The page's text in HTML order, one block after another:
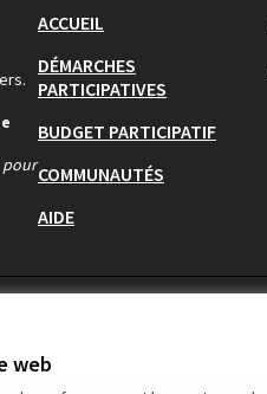
web
pour
ACCUEIL
DÉMARCHES
PARTICIPATIVES
BUDGET PARTICIPATIF
COMMUNAUTÉS
AIDE